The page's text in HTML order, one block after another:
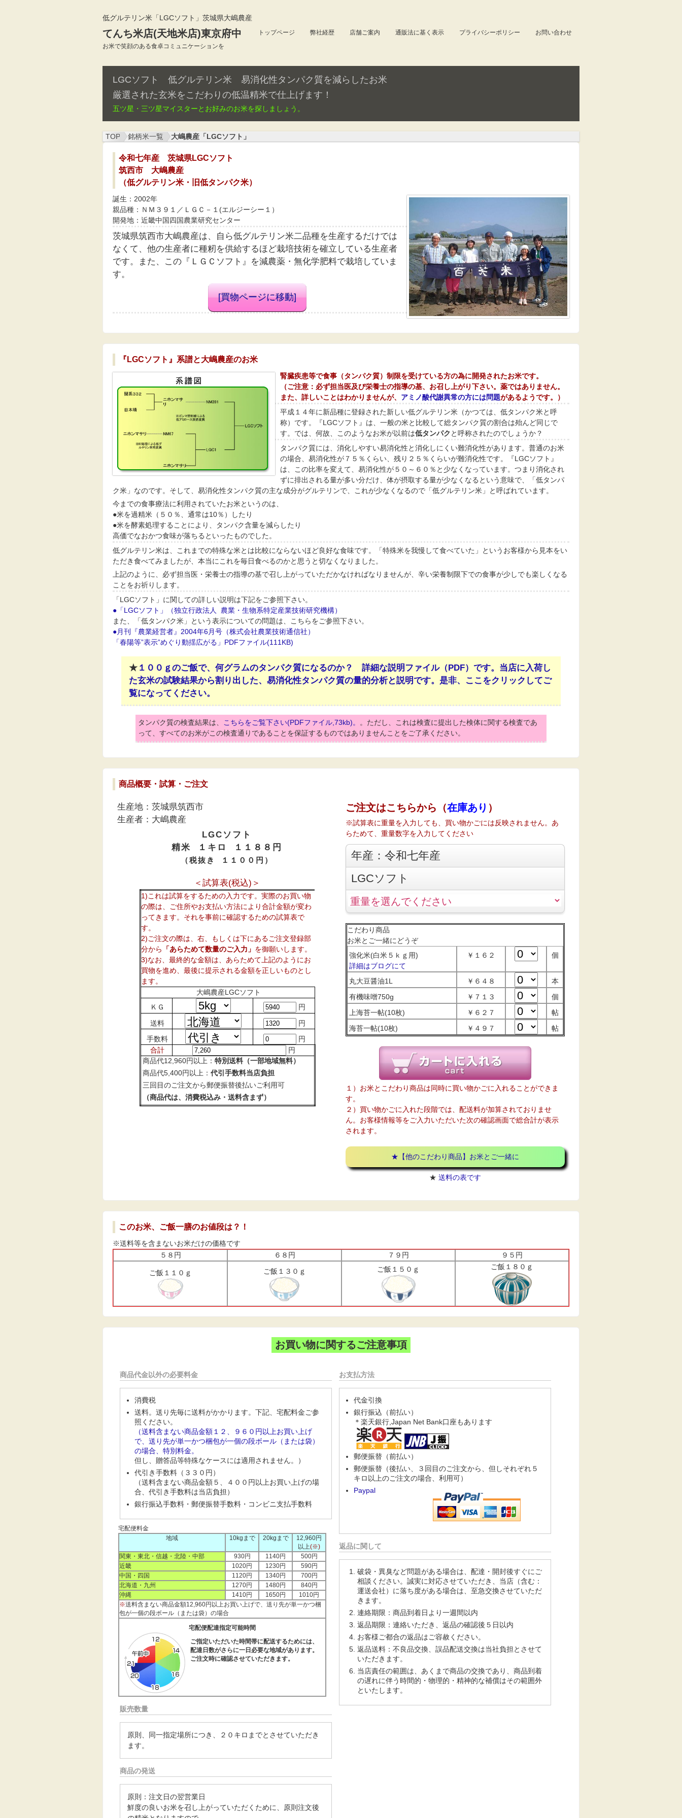
低グルテリン米「LGCソフト」 茨城県大嶋農産
てんち米店(天地米店)東京府中
お米で笑顔のある食卓コミュニケーションを
トップページ 弊社経歴 店舗ご案内 通販法に基く表示 プライバシーポリシー お問い合わせ
LGCソフト 低グルテリン米 易消化性タンパク質を減らしたお米
厳選された玄米をこだわりの低温精米で仕上げます！
五ツ星・三ツ星マイスターとお好みのお米を探しましょう。
TOP 銘柄米一覧 大嶋農産「LGCソフト」
令和七年産 茨城県LGCソフト
筑西市 大嶋農産
（低グルテリン米・旧低タンパク米）
誕生：2002年
親品種：ＮＭ３９１／ＬＧＣ－１(エルジーシー１）
開発地：近畿中国四国農業研究センター
茨城県筑西市大嶋農産は、自ら低グルテリン米二品種を生産するだけでは
なくて、他の生産者に種籾を供給するほど栽培技術を確立している生産者
です。また、この『 ＬＧＣソフト 』を減農薬・無化学肥料で栽培していま
す。
[買物ページに移動]
『LGCソフト』系譜と大嶋農産のお米
腎臓疾患等で食事（タンパク質）制限を受けている方の為に開発されたお米です。
（ご注意：必ず担当医及び栄養士の指導の基、お召し上がり下さい。薬ではありません。
また、詳しいことはわかりませんが、 アミノ酸代謝異常の方には問題があるようです。）
平成１４年に新品種に登録された新しい低グルテリン米（かつては、低タンパク米と呼
称）です。『LGCソフト 』は、一般の米と比較して総タンパク質の割合は殆んど同じで
す。では、何故、このようなお米が以前は低タンパク と呼称されたのでしょうか？
タンパク質には、消化しやすい易消化性と消化しにくい難消化性があります。普通のお米
の場合、易消化性が７５％くらい、残り２５％くらいが難消化性です。『LGCソフト 』
は、この比率を変えて、易消化性が５０～６０％と少なくなっています。つまり消化され
ずに排出される量が多い分だけ、体が摂取する量が少なくなるという意味で、「低タンパ
ク米」なのです。そして、易消化性タンパク質の主な成分がグルテリンで、これが少なくなるので「低グルテリン米」と呼ばれています。
今までの食事療法に利用されていたお米というのは、
●米を過精米（５０％、通常は10％）したり
●米を酵素処理することにより、タンパク含量を減らしたり
高価でなおかつ食味が落ちるといったものでした。
低グルテリン米は、これまでの特殊な米とは比較にならないほど良好な食味です。「特殊米を我慢して食べていた」というお客様から見本をい
ただき食べてみましたが、本当にこれを毎日食べるのかと思うと切なくなりました。
上記のように、必ず担当医・栄養士の指導の基で召し上がっていただかなければなりませんが、辛い栄養制限下での食事が少しでも楽しくなる
ことをお祈りします。
「LGCソフト 」に関しての詳しい説明は下記をご参照下さい。
●「LGCソフト」（独立行政法人 農業・生物系特定産業技術研究機構）
また、「低タンパク米」という表示についての問題は、こちらをご参照下さい。
●月刊『農業経営者』2004年6月号（株式会社農業技術通信社）
「春陽等”表示”めぐり動揺広がる」PDFファイル(111KB)
★１００ｇのご飯で、何グラムのタンパク質になるのか？ 詳細な説明ファイル（PDF）です。当店に入荷し
た玄米の試験結果から割り出した、易消化性タンパク質の量的分析と説明です。是非、ここをクリックしてご
覧になってください。
タンパク質の検査結果は、 こちらをご覧下さい(PDFファイル,73kb)。
。ただし、これは検査に提出した検体に関する検査であ
って、すべてのお米がこの検査通りであることを保証するものではありませんことをご了承ください。
商品概要・ 試算・ ご注文
生産地：茨城県筑西市
生産者：大嶋農産
LGCソフト
精米 １キロ １１８８円
（税抜き １１００円）
＜試算表(税込)＞
1)これは試算をするための入力です。実際のお買い物
の際は、ご住所やお支払い方法により合計金額が変わ
ってきます。それを事前に確認するための試算表で
す。
2)ご注文の際は、右、もしくは下にあるご注文登録部
分から 「あらためて数量のご入力」 を御願いします。
3)なお、最終的な金額は、あらためて上記のようにお
買物を進め、最後に提示される金額を正しいものとし
ます。
大嶋農産LGCソフト
ＫＧ
円
送料
円
手数料
円
合計
円
商品代12,960円以上： 特別送料（一部地域無料）
商品代5,400円以上： 代引手数料当店負担
三回目のご注文から郵便振替後払いご利用可
（商品代は、消費税込み・送料含まず）
ご注文はこちらから（在庫あり ）
※試算表に重量を入力しても、買い物かごには反映されません。あ
らためて、重量数字を入力してください
年産：令和七年産
LGCソフト
こだわり商品
お米とご一緒にどうぞ
強化米(白米５ｋｇ用)
詳細はブログにて
￥１６２ 個
丸大豆醤油1L ￥６４８
本
有機味噌750g
￥７１３
個
上海苔一帖(10枚)
￥６２７
帖
海苔一帖(10枚)
￥４９７ 帖
１）お米とこだわり商品は同時に買い物かごに入れることができま
す。
２）買い物かごに入れた段階では、配送料が加算されておりませ
ん。お客様情報等をご入力いただいた次の確認画面で総合計が表示
されます。
★【他のこだわり商品】お米とご一緒に
★ 送料の表です
このお米、ご飯一膳のお値段は？！
※送料等を含まないお米だけの価格です
５８円
６８円 ７９円 ９５円
ご飯１１０ｇ ご飯１３０ｇ ご飯１５０ｇ ご飯１８０ｇ
お買い物に関するご注意事項
商品代金以外の必要料金
消費税
送料。送り先毎に送料がかかります。下記、宅配料金ご参
照ください。
（送料含まない商品金額１２、９６０円以上お買い上げ
で、送り先が単一かつ梱包が一個の段ボール（または袋）
の場合、特別料金。
但し、贈答品等特殊なケースには適用されません。）
代引き手数料（３３０円）
（送料含まない商品金額５、４００円以上お買い上げの場
合、代引き手数料は当店負担）
銀行振込手数料・郵便振替手数料・コンビニ支払手数料
宅配便料金
地域
10kgまで 20kgまで
12,960円
以上(※)
関東・東北・信越・北陸・中部
930円 1140円
500円
近畿
1020円 1230円
590円
中国・四国
1120円 1340円
700円
北海道・九州
1270円 1480円
840円
沖縄
1410円 1650円
1010円
※送料含まない商品金額12,960円以上お買い上げで、送り先が単一かつ梱
包が一個の段ボール（または袋）の場合
宅配便配達指定可能時間
ご指定いただいた時間帯に配送するためには、
配達日数がさらに一日必要な地域があります。
ご注文時に確認させていただきます。
販売数量
原則、同一指定場所につき、２０キロまでとさせていただき
ます。
商品の発送
原則：注文日の翌営業日
鮮度の良いお米を召し上がっていただくために、原則注文後
お支払方法
代金引換
銀行振込（前払い）
＊楽天銀行,Japan Net Bank口座もあります
郵便振替（前払い）
郵便振替（後払い、３回目のご注文から、但しそれぞれ５
キロ以上のご注文の場合、利用可）
Paypal
返品に関して
破袋・異臭など問題がある場合は、配達・開封後すぐにご
相談ください。誠実に対応させていただき、当店（含む：
運送会社）に落ち度がある場合は、至急交換させていただ
きます。
連絡期限：商品到着日より一週間以内
返品期限：連絡いただき、返品の確認後５日以内
お客様ご都合の返品はご容赦ください。
返品送料：不良品交換、誤品配送交換は当社負担とさせて
いただきます。
当店責任の範囲は、あくまで商品の交換であり、商品到着
の遅れに伴う時間的・物理的・精神的な補償はその範囲外
といたします。